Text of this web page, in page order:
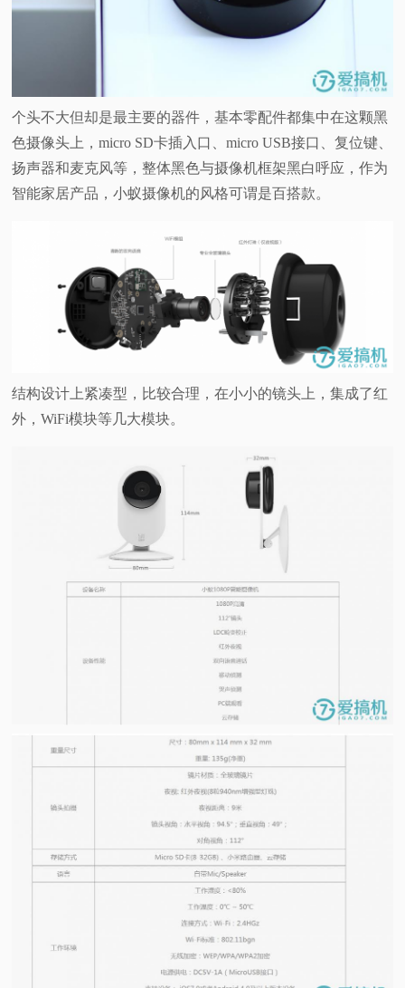
个头不大但却是最主要的器件，基本零配件都集中在这颗黑
色摄像头上，micro SD卡插入口、micro USB接口、复位键、
扬声器和麦克风等，整体黑色与摄像机框架黑白呼应，作为
智能家居产品，小蚁摄像机的风格可谓是百搭款。
结构设计上紧凑型，比较合理，在小小的镜头上，集成了红
外，WiFi模块等几大模块。